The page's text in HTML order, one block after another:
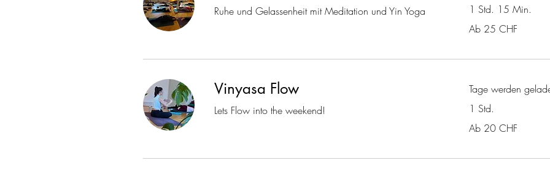
Ruhe und Gelassenheit mit Meditation und Yin Yoga
1 Std. 15 Min.
25
Ab 25 CHF
Vinyasa Flow
Lets Flow into the weekend!
Tage werden
1 Std.
20
Ab 20 CHF